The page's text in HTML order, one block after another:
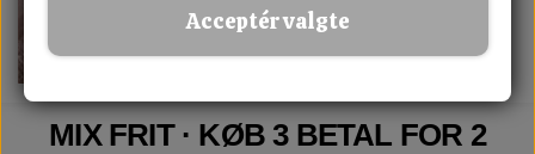
MIX FRIT · KØB 3 BETAL FOR 2
Acceptér valgte